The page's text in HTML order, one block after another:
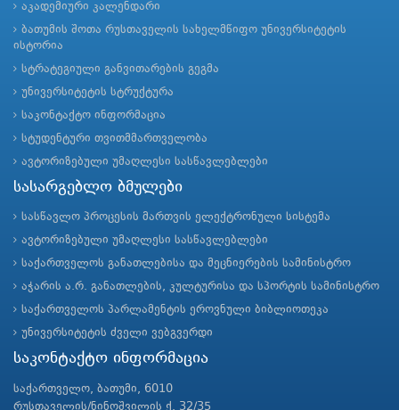
აკადემიური კალენდარი
ბათუმის შოთა რუსთაველის სახელმწიფო უნივერსიტეტის
ისტორია
სტრატეგიული განვითარების გეგმა
უნივერსიტეტის სტრუქტურა
საკონტაქტო ინფორმაცია
სტუდენტური თვითმმართველობა
ავტორიზებული უმაღლესი სასწავლებლები
სასარგებლო ბმულები
სასწავლო პროცესის მართვის ელექტრონული სისტემა
ავტორიზებული უმაღლესი სასწავლებლები
საქართველოს განათლებისა და მეცნიერების სამინისტრო
აჭარის ა.რ. განათლების, კულტურისა და სპორტის სამინისტრო
საქართველოს პარლამენტის ეროვნული ბიბლიოთეკა
უნივერსიტეტის ძველი ვებგვერდი
საკონტაქტო ინფორმაცია
საქართველო, ბათუმი, 6010
რუსთაველის/ნინოშვილის ქ. 32/35